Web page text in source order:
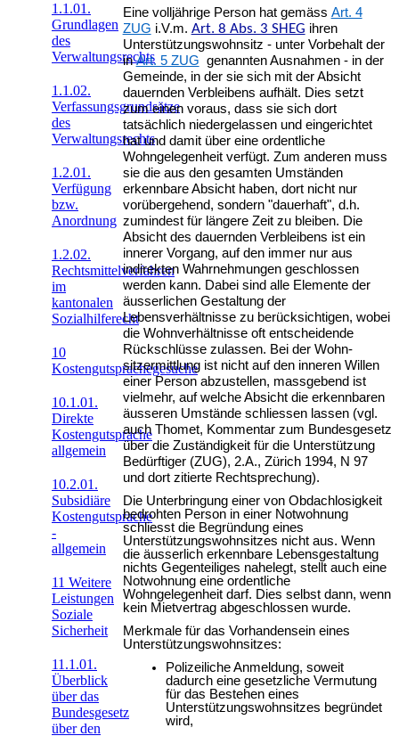
1.1.01.
Grundlagen
des
Verwaltungsrechts
1.1.02.
Verfassungsgrundsätze
des
Verwaltungsrechts
1.2.01.
Verfügung
bzw.
Anordnung
1.2.02.
Rechtsmittelverfahren
im
kantonalen
Sozialhilferecht
10
Kostengutsprachegesuche
10.1.01.
Direkte
Kostengutsprache
allgemein
10.2.01.
Subsidiäre
Kostengutsprache
-
allgemein
11 Weitere
Leistungen
Soziale
Sicherheit
11.1.01.
Überblick
über das
Bundesgesetz
über den
Eine volljährige Person hat gemäss Art. 4
ZUG i.V.m. Art. 8 Abs. 3 SHEG ihren
Unterstützungswohnsitz - unter Vorbehalt der
inArt. 5 ZUG genannten Ausnahmen - in der
Gemeinde, in der sie sich mit der Absicht
dauernden Verbleibens aufhält. Dies setzt
zum einen voraus, dass sie sich dort
tatsächlich niedergelassen und eingerichtet
hat und damit über eine ordentliche
Wohngelegenheit verfügt. Zum anderen muss
sie die aus den gesamten Umstän­den
erkennbare Absicht haben, dort nicht nur
vorübergehend, sondern "dauerhaft", d.h.
zumindest für längere Zeit zu bleiben. Die
Absicht des dauernden Verbleibens ist ein
innerer Vorgang, auf den immer nur aus
indirekten Wahrnehmungen geschlossen
werden kann. Dabei sind alle Elemente der
äusserlichen Gestaltung der
Lebensverhältnisse zu berücksich­tigen, wobei
die Wohnverhältnisse oft entscheidende
Rückschlüsse zulassen. Bei der Wohn­
sitzermittlung ist nicht auf den inneren Willen
einer Person abzustellen, massgebend ist
vielmehr, auf welche Absicht die erkennbaren
äusseren Umstände schliessen lassen (vgl.
auch Thomet, Kommentar zum Bundesgesetz
über die Zuständigkeit für die Unterstützung
Bedürftiger (ZUG), 2.A., Zürich 1994, N 97
und dort zitierte Rechtsprechung).
Die Unterbringung einer von Obdachlosigkeit
bedrohten Person in einer Notwohnung
schliesst die Begründung eines
Unterstützungswohnsitzes nicht aus. Wenn
die äusserlich erkennbare Lebensgestaltung
nichts Gegenteiliges nahelegt, stellt auch eine
Notwohnung eine ordentliche
Wohngelegenheit darf. Dies selbst dann, wenn
kein Mietvertrag abgeschlossen wurde.
Merkmale für das Vorhandensein eines
Unterstützungswohnsitzes:
Polizeiliche Anmeldung, soweit
dadurch eine gesetzliche Vermutung
für das Bestehen eines
Unterstützungswohnsitzes begründet
wird,